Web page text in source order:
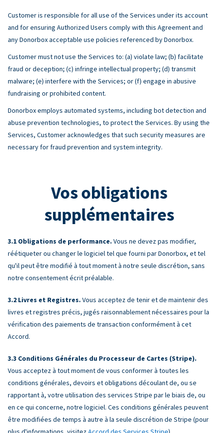
Customer is responsible for all use of the Services under its account
and for ensuring Authorized Users comply with this Agreement and
any Donorbox acceptable use policies referenced by Donorbox.
Customer must not use the Services to: (a) violate law; (b) facilitate
fraud or deception; (c) infringe intellectual property; (d) transmit
malware; (e) interfere with the Services; or (f) engage in abusive
fundraising or prohibited content.
Donorbox employs automated systems, including bot detection and
abuse prevention technologies, to protect the Services. By using the
Services, Customer acknowledges that such security measures are
necessary for fraud prevention and system integrity.
Vos obligations
supplémentaires
Obligations de performance. Vous ne devez pas modifier,
réétiqueter ou changer le logiciel tel que fourni par Donorbox, et tel
qu'il peut être modifié à tout moment à notre seule discrétion, sans
notre consentement écrit préalable.
Livres et Registres. Vous acceptez de tenir et de maintenir des
livres et registres précis, jugés raisonnablement nécessaires pour la
vérification des paiements de transaction conformément à cet
Accord.
Conditions Générales du Processeur de Cartes (Stripe).
Vous acceptez à tout moment de vous conformer à toutes les
conditions générales, devoirs et obligations découlant de, ou se
rapportant à, votre utilisation des services Stripe par le biais de, ou
en ce qui concerne, notre logiciel. Ces conditions générales peuvent
être modifiées de temps à autre à la seule discrétion de Stripe (pour